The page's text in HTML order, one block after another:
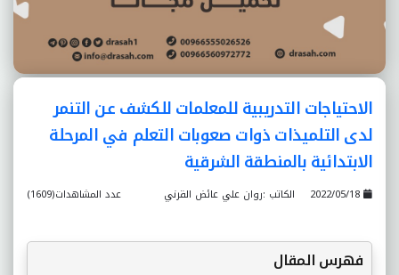
الاحتياجات التدريبية للمعلمات للکشف عن التنمر
لدى التلميذات ذوات صعوبات التعلم في المرحلة
الابتدائية بالمنطقة الشرقية
عدد المشاهدات(1609) الكاتب :روان علي عائض القرني
فهرس المقال